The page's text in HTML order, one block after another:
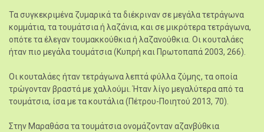
Τα συγκεκριμένα ζυμαρικά τα διέκριναν σε μεγάλα τετράγωνα
κομμάτια, τα τουμάτσια ή λαζάνια, και σε μικρότερα τετράγωνα,
οπότε τα έλεγαν τουμακκούθκια ή λαζανούθκια. Οι κουταλάες
ήταν πιο μεγάλα τουμάτσια (Κυπρή και Πρωτοπαπά 2003, 266).
Οι κουταλάες ήταν τετράγωνα λεπτά φύλλα ζύμης, τα οποία
τρώγονταν βραστά με χαλλούμι. Ήταν λίγο μεγαλύτερα από τα
τουμάτσια, ίσα με τα κουτάλια (Πέτρου-Ποιητού 2013, 70).
Στην Μαραθάσα τα τουμάτσια ονομάζονταν αζανβύθκια